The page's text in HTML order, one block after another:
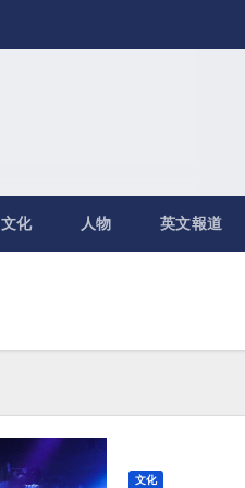
文化 人物 英文報道
文化